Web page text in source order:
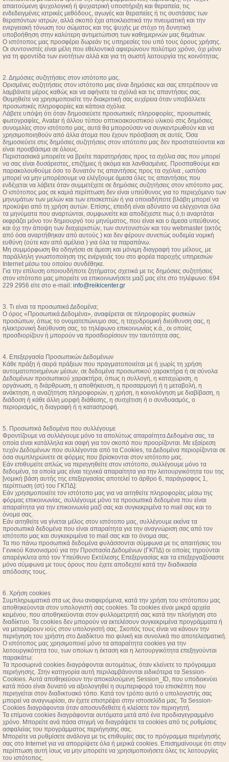
απαιτούμενη ψυχολογική ή ψυχιατρική υποστήριξη και θεραπεία, τις
ενδεδειγμένες ιατρικές μεθόδους, αγωγές και θεραπείες ή τις συστάσεις των
θεραπόντων ιατρών, αλλά σκοπό έχει αποκλειστικά την πνευματική και την
ενεργειακή τόνωση του σώματος και της ψυχής με στόχο τη δυνητική
υποβοήθηση στην καλύτερη αντιμετώπιση των καθημερινών μας θεμάτων.
Ο ιστότοπος μας προσφέρει δωρεάν τις υπηρεσίες του υπό τους όρους χρήσης.
Οι συντονιστές είναι μέλη που εθελοντικά αφιερώνουν πολύτιμο χρόνο, όχι μόνο
για τη φροντίδα των ενοτήτων αλλά και για τη σωστή λειτουργία της κοινότητας.
2. Δημόσιες συζητήσεις στον ιστότοπο μας.
Ορισμένες συζητήσεις στον ιστότοπο μας είναι δημόσιες και σας επιτρέπουν να
λαμβάνετε μέρος καθώς και να αφήνετε τα σχόλιά και τις απαντήσεις σας.
Θυμηθείτε να χρησιμοποιείτε την διακριτική σας ευχέρεια όταν υποβάλλετε
προσωπικές πληροφορίες και κάποια σχόλια.
Λάβετε υπόψη ότι όταν δημοσιεύετε προσωπικές πληροφορίες, προσωπικές
φωτογραφίες, Avatar ή άλλου τύπου οπτικοακουστικού υλικού στις δημόσιες
συνομιλίες στον ιστότοπο μας, αυτά θα μπορούσαν να συγκεντρωθούν και να
χρησιμοποιηθούν από άλλα άτομα που έχουν πρόσβαση σε αυτές. Όσα
δημοσιεύετε στις δημόσιες συζητήσεις στον ιστότοπο μας δεν προστατεύονται και
είναι προσβάσιμα σε όλους.
Περιστασιακά μπορείτε να βρείτε παρατηρήσεις προς τα σχόλια σας που μπορεί
να σας είναι δυσάρεστες, επιζήμιες ή ακόμα και λανθασμένες. Προσπαθούμε και
παρακολουθούμε όσο το δυνατόν τις απαντήσεις προς τα σχόλια , ωστόσο
μπορεί να μην μπορέσουμε να ελέγξουμε άμεσα όλες τις απαντήσεις που
ενδέχεται να λάβετε όταν συμμετέχετε σε δημόσιες συζητήσεις στον ιστότοπο μας.
Ο ιστότοπος μας σε καμιά περίπτωση δεν είναι υπεύθυνος για το περιεχόμενο των
μηνυμάτων των μελών και των επισκεπτών ή για οποιαδήποτε βλάβη μπορεί να
προκύψει από τη χρήση αυτών. Επίσης, επειδή είναι αδύνατο να ελέγχονται όλα
τα μηνύματα που αναρτώνται, συμφωνείτε και αποδέχεστε πως ό,τι αναρτάται
εκφράζει μόνο τον δημιουργό του μηνύματος, που είναι και ο άμεσα υπεύθυνος
και όχι την άποψη των διαχειριστών, των συντονιστών και του webmaster (εκτός
από όσα αναρτήθηκαν από αυτούς ) και δεν φέρουν συνεπώς ουδεμία νομική
ευθύνη (ούτε καν από αμέλεια ) για όλα τα παραπάνω.
Μη συμμόρφωση θα οδηγήσει σε άμεση και μόνιμη διαγραφή του μέλους, με
παράλληλη γνωστοποίηση της ενέργειάς του στο φορέα παροχής υπηρεσιών
Internet μέσω του οποίου συνδέθηκε.
Για την επίλυση οποιουδήποτε ζητήματος σχετικά με τις δημόσιες συζητήσεις
στον ιστότοπο μας μπορείτε να επικοινωνήσετε μαζί μας είτε στο τηλέφωνο: 694
229 2956 είτε στο e-mail: info@reikicenter.gr
3. Τι είναι τα προσωπικά Δεδομένα;
Ο όρος «Προσωπικά Δεδομένα», αναφέρεται σε πληροφορίες φυσικών
προσώπων, όπως το ονοματεπώνυμο σας, η ταχυδρομική διεύθυνση σας, η
ηλεκτρονική διεύθυνση σας, το τηλέφωνο επικοινωνίας κ.ά., οι οποίες
προσδιορίζουν ή μπορούν να προσδιορίσουν την ταυτότητα σας.
4. Επεξεργασία Προσωπικών Δεδομένων
Κάθε πράξη ή σειρά πράξεων που πραγματοποιείται με ή χωρίς τη χρήση
αυτοματοποιημένων μέσων, σε δεδομένα προσωπικού χαρακτήρα ή σε σύνολα
Δεδομένων προσωπικού χαρακτήρα, όπως η συλλογή, η καταχώριση, η
οργάνωση, η διάρθρωση, η αποθήκευση, η προσαρμογή ή η μεταβολή, η
ανάκτηση, η αναζήτηση πληροφοριών, η χρήση, η κοινολόγηση με διαβίβαση, η
διάδοση ή κάθε άλλη μορφή διάθεσης, η συσχέτιση ή ο συνδυασμός, ο
περιορισμός, η διαγραφή ή η καταστροφή.
5. Προσωπικά δεδομένα που συλλέγουμε
Φροντίζουμε να συλλέγουμε μόνο τα απολύτως απαραίτητα Δεδομένα σας, τα
οποία είναι κατάλληλα και σαφή για τον σκοπό που προορίζονται. Με εξαίρεση
τυχόν Δεδομένων που συλλέγονται από τα Cookies, τα Δεδομένα περιορίζονται σε
όσα συμπληρώνετε σε φόρμες που βρίσκονται στον ιστότοπο μας.
Εάν επιθυμείτε απλώς να περιηγηθείτε στον ιστότοπο, συλλέγουμε μόνο τα
δεδομένα, τα οποία μας είναι τεχνικά απαραίτητα για την λειτουργικότητα του της
[νομική βάση αυτής της επεξεργασίας αποτελεί το άρθρο 6, παράγραφος 1,
περίπτωση (στ) του ΓΚΠΔ]:
Εάν χρησιμοποιείτε τον ιστότοπο μας για να αιτηθείτε πληροφορίες μέσω της
φόρμας επικοινωνίας, συλλέγουμε μόνο τα προσωπικά δεδομένα που είναι
απαραίτητα για την επικοινωνία μαζί σας και συγκεκριμένα το mail σας και το
όνομα σας.
Εάν αιτηθείτε να γίνεται μέλος στον ιστότοπο μας, συλλέγουμε εκείνα τα
προσωπικά δεδομένα που είναι απαραίτητα για την αναγνώριση σας από τον
ιστότοπο μας και συγκεκριμένα το mail σας και το όνομα σας.
Τα πιο πάνω προσωπικά δεδομένα φυλάσσονται σύμφωνα με τις απαιτήσεις του
Γενικού Κανονισμού για την Προστασία Δεδομένων (ΓΚΠΔ) οι οποίες τηρούνται
απαρέγκλιτα από τον Υπεύθυνο Εκτέλεσης Επεξεργασίας και τα επεξεργαζόσαστε
μόνο σύμφωνα με τους όρους που έχετε αποδεχτεί κατά την διαδικασία
απόδοσης τους.
6. Χρήση cookies
Συμπληρωματικά στα ως άνω αναφερόμενα, κατά την χρήση του ιστότοπου μας
αποθηκεύονται στον υπολογιστή σας cookies. Τα cookies είναι μικρά αρχεία
κειμένου, που αποθηκεύονται στον φυλλομετρητή σας κατά την πλοήγηση στο
διαδίκτυο. Τα cookies δεν μπορούν να εκτελέσουν συγκεκριμένα προγράμματα ή
να μεταφέρουν ιούς στον υπολογιστή σας. Σκοπός τους είναι να κάνουν την
περιήγηση του χρήστη στο Διαδίκτυο πιο φιλική και συνολικά πιο αποτελεσματική.
Ο ιστότοπος μας χρησιμοποιεί μόνο τα απαραίτητα cookies για την
λειτουργικότητα του, των οποίων η έκταση και η λειτουργικότητα επεξηγούνται
παρακάτω:
Τα προσωρινά cookies διαγράφονται αυτομάτως, όταν κλείνετε το πρόγραμμα
περιήγησης. Στην κατηγορία αυτή περιλαμβάνονται ειδικότερα τα Session-
Cookies. Αυτά αποθηκεύουν την αποκαλούμενη Session_ID, που υποδεικνύει
κατά πόσο είναι δυνατό να αξιολογηθεί η συμπεριφορά του επισκέπτη που
περιηγείται στον διαδικτυακό τόπο. Κατά τον τρόπο αυτό ο υπολογιστής σας
μπορεί να αναγνωρίσει, αν έχετε επιστρέψει στην ιστοσελίδα μας. Τα Session-
Cookies διαγράφονται όταν αποσυνδεθείτε ή κλείσετε τον περιηγητή.
Τα επίμονα cookies διαγράφονται αυτόματα μετά από ένα προδιαγεγραμμένο
χρόνο. Μπορείτε ανά πάσα στιγμή να διαγράψετε τα cookies από τις ρυθμίσεις
ασφαλείας του προγράμματος περιήγησης σας.
Μπορείτε να ρυθμίσετε ανάλογα με τις επιθυμίες σας το πρόγραμμα περιήγησής
σας στο Internet για να απορρίψετε όλα ή μερικά cookies. Επισημαίνουμε ότι στην
περίπτωση αυτή ίσως να μην μπορείτε να χρησιμοποιήσετε όλες τις λειτουργίες
του ιστότοπος.